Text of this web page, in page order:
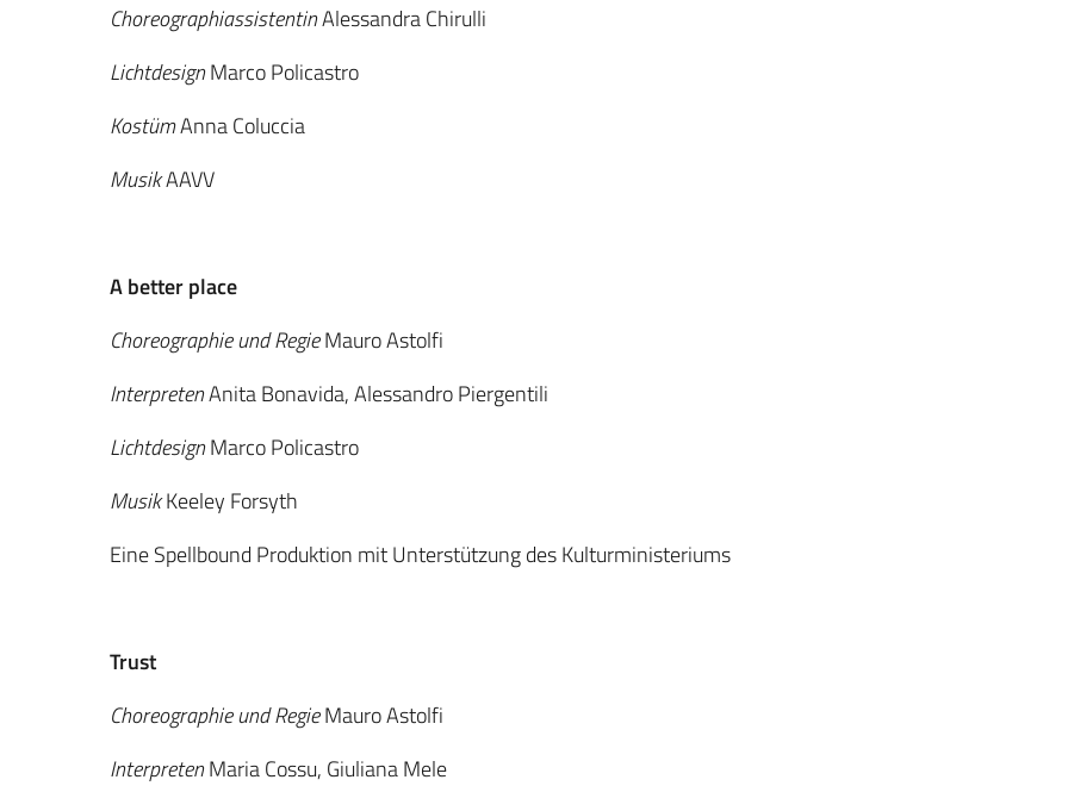
ChoreographiassistentinAlessandra Chirulli
LichtdesignMarco Policastro
KostümAnna Coluccia
MusikAAVV
A better place
Choreographie und RegieMauro Astolfi
InterpretenAnita Bonavida, Alessandro Piergentili
LichtdesignMarco Policastro
MusikKeeley Forsyth
Eine Spellbound Produktion mit Unterstützung des Kulturministeriums
Trust
Choreographie und RegieMauro Astolfi
InterpretenMaria Cossu, Giuliana Mele